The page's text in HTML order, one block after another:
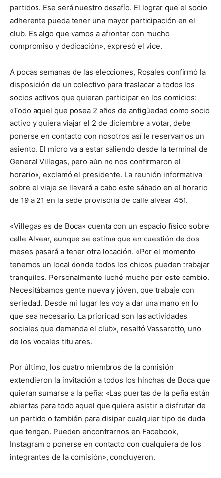
partidos. Ese será nuestro desafío. El lograr que el socio
adherente pueda tener una mayor participación en el
club. Es algo que vamos a afrontar con mucho
compromiso y dedicación», expresó el vice.
A pocas semanas de las elecciones, Rosales confirmó la
disposición de un colectivo para trasladar a todos los
socios activos que quieran participar en los comicios:
«Todo aquel que posea 2 años de antigüedad como socio
activo y quiera viajar el 2 de diciembre a votar, debe
ponerse en contacto con nosotros así le reservamos un
asiento. El micro va a estar saliendo desde la terminal de
General Villegas, pero aún no nos confirmaron el
horario», exclamó el presidente. La reunión informativa
sobre el viaje se llevará a cabo este sábado en el horario
de 19 a 21 en la sede provisoria de calle alvear 451.
«Villegas es de Boca» cuenta con un espacio físico sobre
calle Alvear, aunque se estima que en cuestión de dos
meses pasará a tener otra locación. «Por el momento
tenemos un local donde todos los chicos pueden trabajar
tranquilos. Personalmente luché mucho por este cambio.
Necesitábamos gente nueva y jóven, que trabaje con
seriedad. Desde mi lugar les voy a dar una mano en lo
que sea necesario. La prioridad son las actividades
sociales que demanda el club», resaltó Vassarotto, uno
de los vocales titulares.
Por último, los cuatro miembros de la comisión
extendieron la invitación a todos los hinchas de Boca que
quieran sumarse a la peña: «Las puertas de la peña están
abiertas para todo aquel que quiera asistir a disfrutar de
un partido o también para disipar cualquier tipo de duda
que tengan. Pueden encontrarnos en Facebook,
Instagram o ponerse en contacto con cualquiera de los
integrantes de la comisión», concluyeron.